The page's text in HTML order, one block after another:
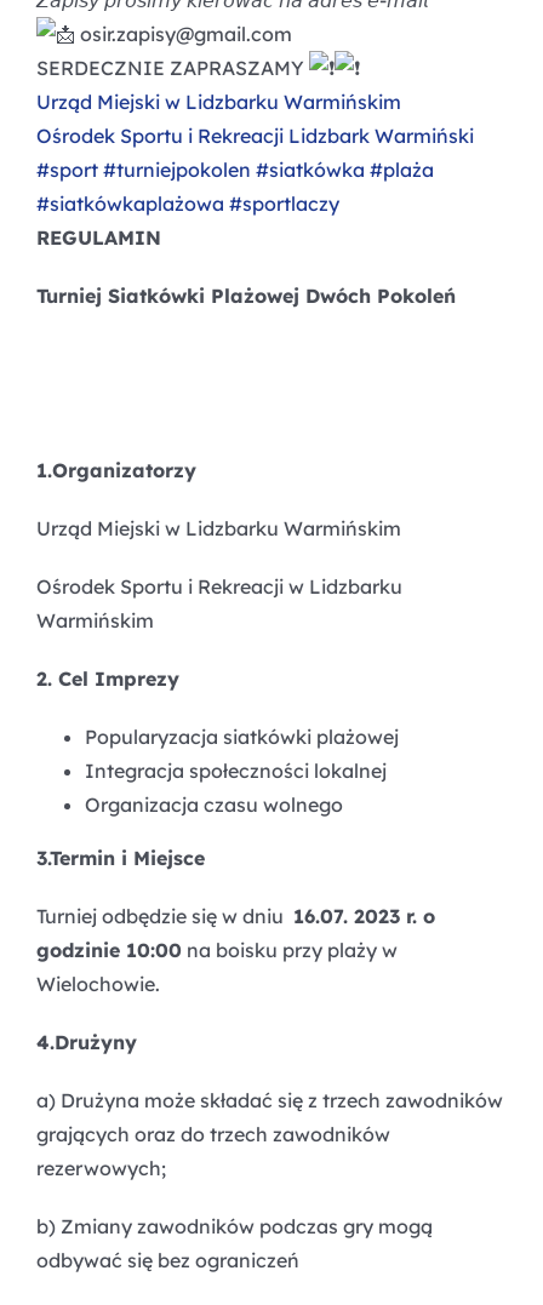
osir.zapisy@gmail.com
SERDECZNIE ZAPRASZAMY
Urząd Miejski w Lidzbarku Warmińskim
Ośrodek Sportu i Rekreacji Lidzbark Warmiński
#sport #turniejpokolen #siatkówka #plaża
#siatkówkaplażowa #sportlaczy
REGULAMIN
Turniej Siatkówki Plażowej Dwóch Pokoleń
1.Organizatorzy
Urząd Miejski w Lidzbarku Warmińskim
Ośrodek Sportu i Rekreacji w Lidzbarku
Warmińskim
2. Cel Imprezy
Popularyzacja siatkówki plażowej
Integracja społeczności lokalnej
Organizacja czasu wolnego
3.Termin i Miejsce
Turniej odbędzie się w dniu 16.07. 2023 r. o
godzinie 10:00na boisku przy plaży w
Wielochowie.
4.Drużyny
a) Drużyna może składać się z trzech zawodników
grających oraz do trzech zawodników
rezerwowych;
b) Zmiany zawodników podczas gry mogą
odbywać się bez ograniczeń